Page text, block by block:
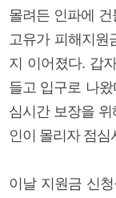
몰려든 인파에
고유가 피해지원
지 이어졌다. 갑
들고 입구로 나
심시간 보장을
인이 몰리자 점
이날 지원금 신